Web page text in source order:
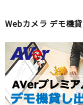
Webカメラ デモ機